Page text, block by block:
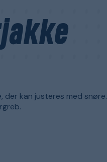
der kan justeres med